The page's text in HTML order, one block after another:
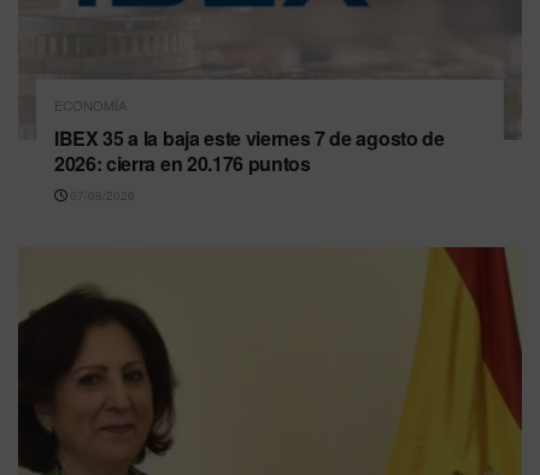
ECONOMÍA
IBEX 35 a la baja este viernes 7 de agosto de
2026: cierra en 20.176 puntos
07/08/2026